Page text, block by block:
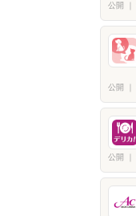
公開
公開
公開